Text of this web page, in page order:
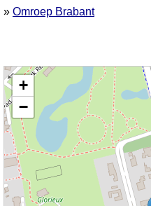
» Omroep Brabant
Kaart nieuws Vught. Locatie nieuws:
+
−